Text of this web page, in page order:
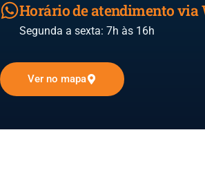
Horário de atendimento via
Segunda a sexta: 7h às 16h
Ver no mapa